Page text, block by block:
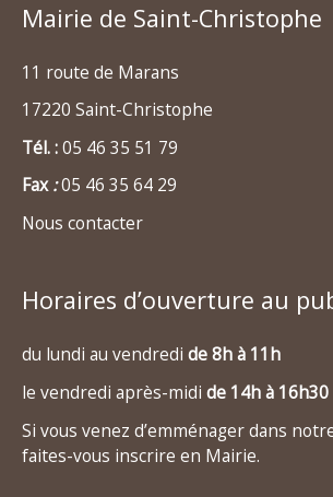
Mairie de Saint-Christophe
11 route de Marans
17220 Saint-Christophe
Tél. :05 46 35 51 79
Fax:05 46 35 64 29
Nous contacter
Horaires d’ouverture au
du lundi au vendredi de 8h à 11h
le vendredi après-midi de 14h à 16h30
Si vous venez d’emménager dans
faites-vous inscrire en Mairie.